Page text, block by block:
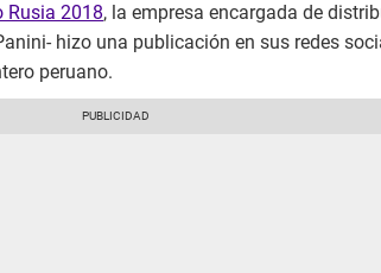
Rusia 2018, la empresa encargada de
hizo una publicación en sus redes
peruano.